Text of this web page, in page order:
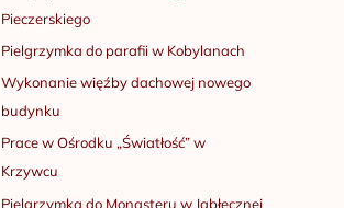
Pieczerskiego
Pielgrzymka do parafii w Kobylanach
Wykonanie więźby dachowej nowego
budynku
Prace w Ośrodku „Światłość” w
Krzywcu
Pielgrzymka do Monasteru w Jabłecznej